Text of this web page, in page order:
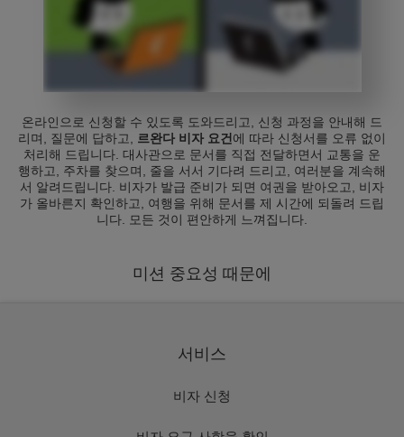
온라인으로 신청할 수 있도록 도와드리고, 신청 과정을 안내해 드
리며, 질문에 답하고, 르완다 비자 요건 에 따라 신청서를 오류 없이
처리해 드립니다. 대사관으로 문서를 직접 전달하면서 교통을 운
행하고, 주차를 찾으며, 줄을 서서 기다려 드리고, 여러분을 계속해
서 알려드립니다. 비자가 발급 준비가 되면 여권을 받아오고, 비자
가 올바른지 확인하고, 여행을 위해 문서를 제 시간에 되돌려 드립
니다. 모든 것이 편안하게 느껴집니다.
미션 중요성 때문에
서비스
비자 신청